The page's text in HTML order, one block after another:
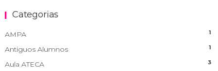
Categorias
AMPA 1
Antiguos Alumnos 1
Aula ATECA 3